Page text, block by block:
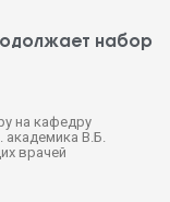
набор
на кафедру
академика В.Б.
врачей